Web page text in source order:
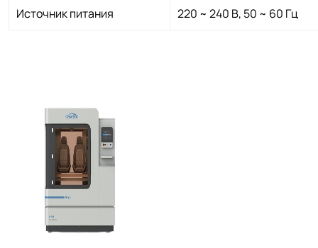
Источник питания 220 ~ 240 В, 50 ~ 60 Гц